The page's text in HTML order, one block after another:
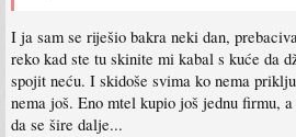
I ja sam se riješio bakra neki dan,
reko kad ste tu skinite mi kabal s kuće da
spojit neću. I skidoše svima ko nema
nema još. Eno mtel kupio još jednu firmu,
da se šire dalje...